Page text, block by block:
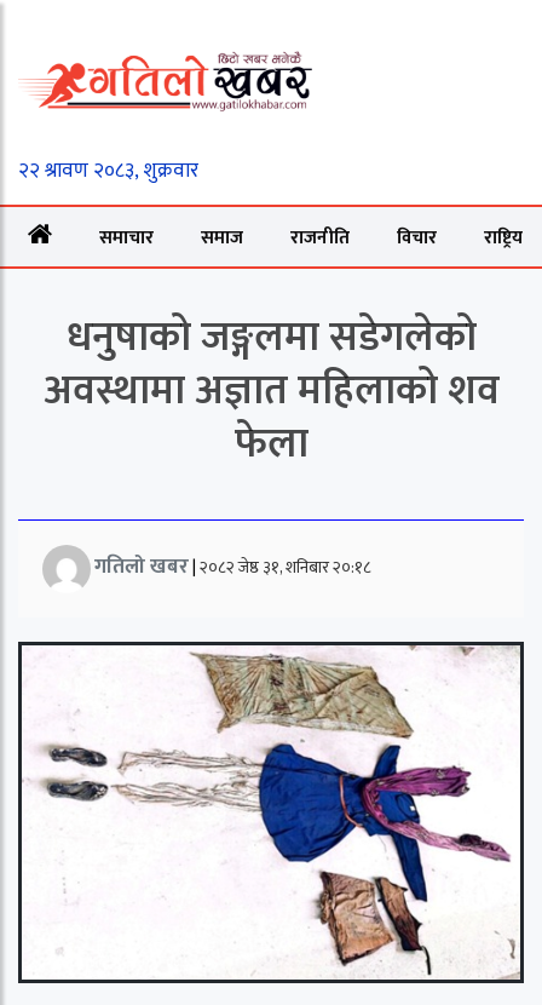
समाचार समाज राजनीति विचार राष्ट्रिय
धनुषाको जङ्गलमा सडेगलेको
अवस्थामा अज्ञात महिलाको शव
फेला
गतिलो खबर|२०८२ जेष्ठ ३१, शनिबार २०:१८